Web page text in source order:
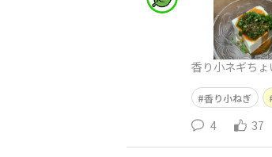
香り小ネギち
香り小ねぎ
4 37